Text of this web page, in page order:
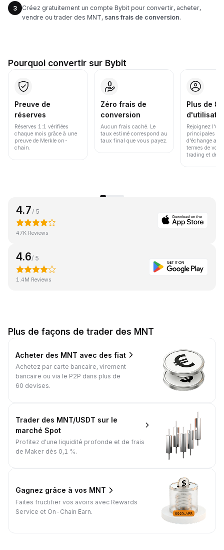
3
Créez gratuitement un compte Bybit pour convertir, acheter,
vendre ou trader des MNT, sans frais de conversion.
Pourquoi convertir sur Bybit
Preuve de
réserves
Réserves 1:1 vérifiées
chaque mois grâce à une
preuve de Merkle on-
chain.
Zéro frais de
conversion
Aucun frais caché. Le
taux estimé correspond au
taux final que vous payez.
Plus de
Rejoignez
principales
d'échange au
termes de
trading et de
4.7 / 5
47K Reviews
4.6/ 5
1.4M Reviews
Plus de façons de trader des MNT
Acheter des MNT avec des fiat
Achetez par carte bancaire, virement
bancaire ou via le P2P dans plus de
60 devises.
Trader des MNT/USDT sur le
marché Spot
Profitez d'une liquidité profonde et de frais
de Maker dès 0,1 %.
Gagnez grâce à vos MNT
Faites fructifier vos avoirs avec Rewards
Service et On-Chain Earn.